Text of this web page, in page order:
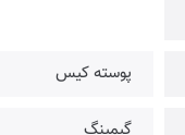
پوسته کیس